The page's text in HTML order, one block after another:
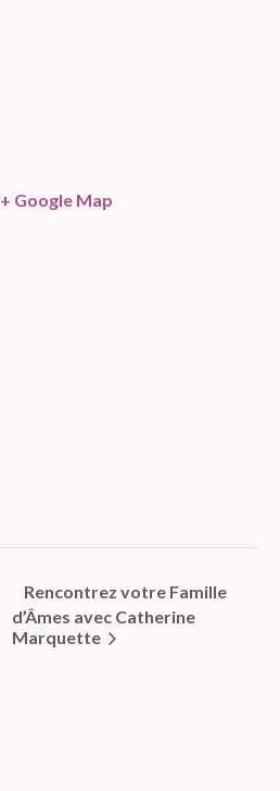
+ Google Map
Rencontrez votre Famille
d’Âmes avec Catherine
Marquette